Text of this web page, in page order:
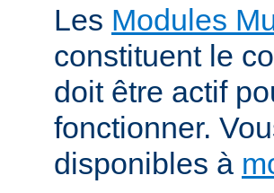
Les Modules
constituent le
doit être actif
fonctionner.
disponibles à